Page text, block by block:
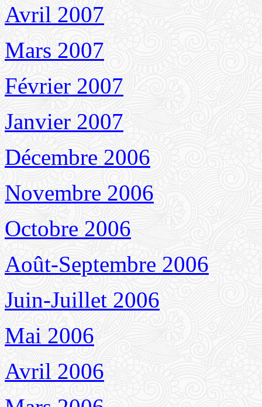
Avril 2007
Mars 2007
Février 2007
Janvier 2007
Décembre 2006
Novembre 2006
Octobre 2006
Août-Septembre 2006
Juin-Juillet 2006
Mai 2006
Avril 2006